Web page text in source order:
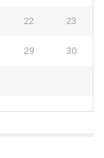
22 23
29 30